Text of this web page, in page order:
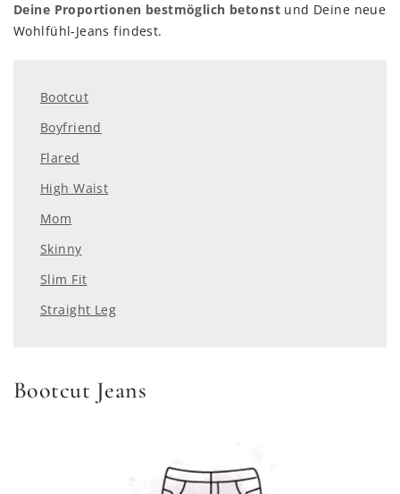
Deine Proportionen bestmöglich betonstund Deine neue
Wohlfühl-Jeans findest.
Bootcut
Boyfriend
Flared
High Waist
Mom
Skinny
Slim Fit
Straight Leg
Bootcut Jeans